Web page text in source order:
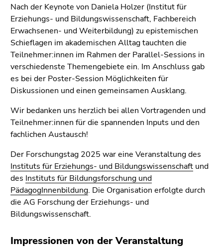
Nach der Keynote von Daniela Holzer (Institut für
Erziehungs- und Bildungswissenschaft, Fachbereich
Erwachsenen- und Weiterbildung) zu epistemischen
Schieflagen im akademischen Alltag tauchten die
Teilnehmer:innen im Rahmen der Parallel-Sessions in
verschiedenste Themengebiete ein. Im Anschluss gab
es bei der Poster-Session Möglichkeiten für
Diskussionen und einen gemeinsamen Ausklang.
Wir bedanken uns herzlich bei allen Vortragenden und
Teilnehmer:innen für die spannenden Inputs und den
fachlichen Austausch!
Der Forschungstag 2025 war eine Veranstaltung des
Instituts für Erziehungs- und Bildungswissenschaft und
des Instituts für Bildungsforschung und
PädagogInnenbildung. Die Organisation erfolgte durch
die AG Forschung der Erziehungs- und
Bildungswissenschaft.
Impressionen von der Veranstaltung